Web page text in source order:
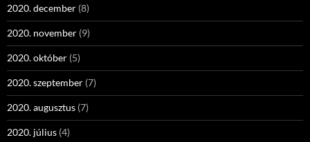
2020. december (8)
2020. november (9)
2020. október (5)
2020. szeptember (7)
2020. augusztus (7)
2020. július (4)